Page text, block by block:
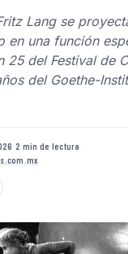
Lang se
en una función
25 del Festival de
del Goethe-
·2 min de lectura ·